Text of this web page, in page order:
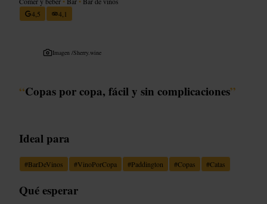
4,5
4,1
Imagen /Sherry.wine
“Copas por copa, fácil y sin complicaciones”
Ideal para
#BarDeVinos #VinoPorCopa #Paddington #Copas #Catas
Qué esperar